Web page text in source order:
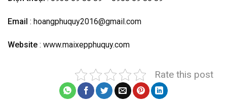
Email : hoangphuquy2016@gmail.com
Website : www.maixepphuquy.com
Rate this post